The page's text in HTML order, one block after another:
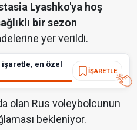
Lyashko'ya hoş
bir sezon
yer verildi.
işaretle, en özel
İŞARETLE
olan Rus voleybolcunun
bekleniyor.